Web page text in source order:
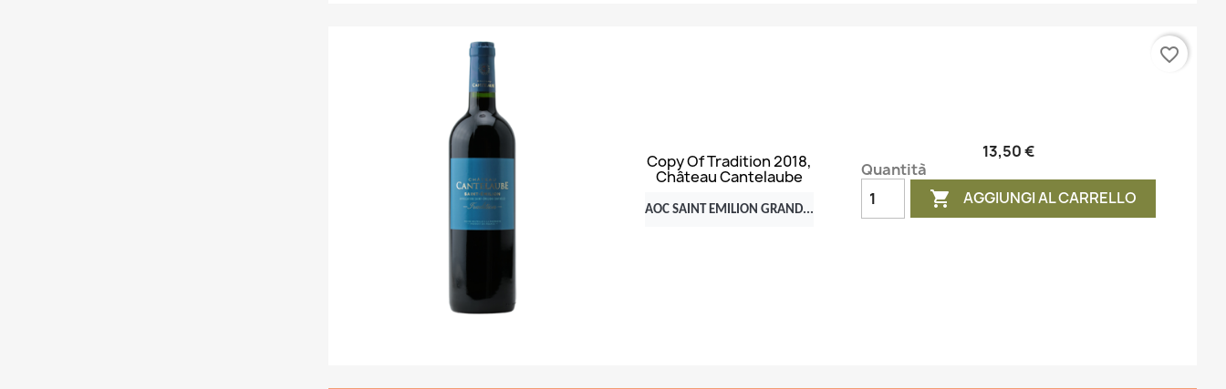
Copy Of Tradition 2018,
Château Cantelaube
AOC SAINT EMILION GRAND...
13,50 €
Quantità
 AGGIUNGI AL CARRELLO
favorite_border